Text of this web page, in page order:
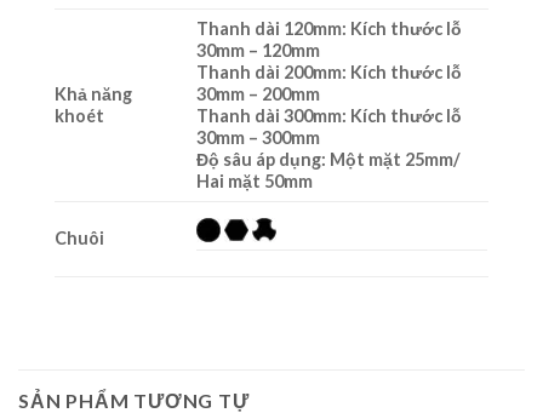
Khả năng
khoét
Thanh dài 120mm: Kích thước lỗ
30mm – 120mm
Thanh dài 200mm: Kích thước lỗ
30mm – 200mm
Thanh dài 300mm: Kích thước lỗ
30mm – 300mm
Độ sâu áp dụng: Một mặt 25mm/
Hai mặt 50mm
Chuôi
SẢN PHẨM TƯƠNG TỰ